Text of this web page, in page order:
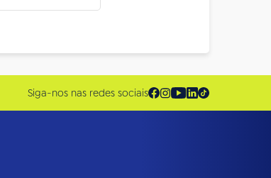
Siga-nos nas redes sociais